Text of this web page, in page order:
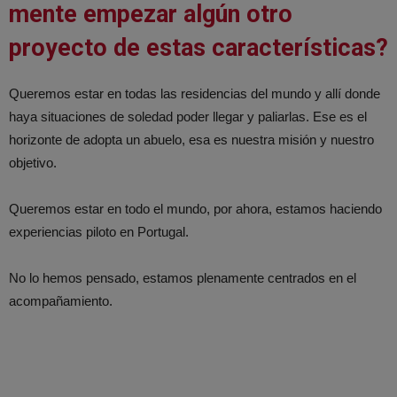
mente empezar algún otro
proyecto de estas características?
Queremos estar en todas las residencias del mundo y allí donde
haya situaciones de soledad poder llegar y paliarlas. Ese es el
horizonte de adopta un abuelo, esa es nuestra misión y nuestro
objetivo.
Queremos estar en todo el mundo, por ahora, estamos haciendo
experiencias piloto en Portugal.
No lo hemos pensado, estamos plenamente centrados en el
acompañamiento.